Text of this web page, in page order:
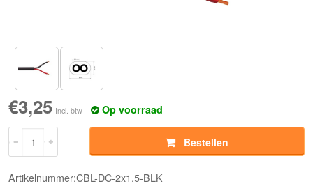
€3,25 Incl. btw Op voorraad
Bestellen
Artikelnummer:CBL-DC-2x1.5-BLK